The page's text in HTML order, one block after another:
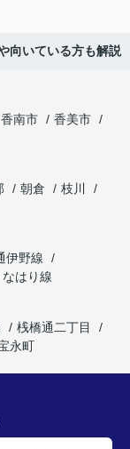
向いている方も解説
香南市
香美市
朝倉
枝川
伊野線
はり線
桟橋通二丁目
永町